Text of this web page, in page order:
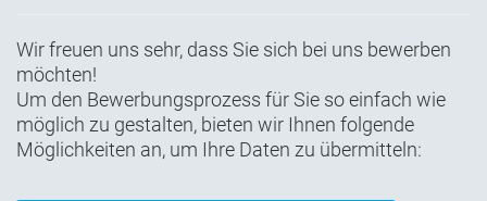
Wir freuen uns sehr, dass Sie sich bei uns bewerben
möchten!
Um den Bewerbungsprozess für Sie so einfach wie
möglich zu gestalten, bieten wir Ihnen folgende
Möglichkeiten an, um Ihre Daten zu übermitteln: